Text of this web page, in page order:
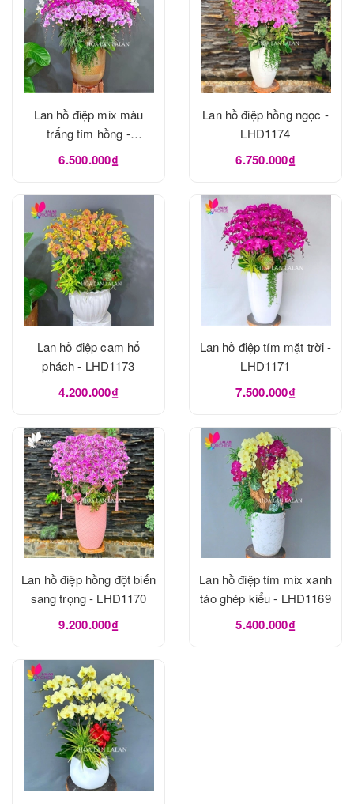
Lan hồ điệp mix màu
trắng tím hồng -
LHD1175
6.500.000₫
Lan hồ điệp hồng ngọc -
LHD1174
6.750.000₫
Lan hồ điệp cam hổ
phách - LHD1173
4.200.000₫
Lan hồ điệp tím mặt trời -
LHD1171
7.500.000₫
Lan hồ điệp hồng đột biến
sang trọng - LHD1170
9.200.000₫
Lan hồ điệp tím mix xanh
táo ghép kiểu - LHD1169
5.400.000₫